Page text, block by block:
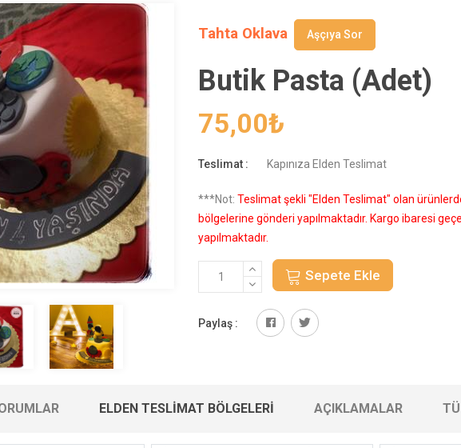
Tahta Oklava Aşçıya Sor
Butik Pasta (Adet)
75,00₺
Teslimat : Kapınıza Elden Teslimat
***Not: Teslimat şekli "Elden Teslimat" olan
bölgelerine gönderi yapılmaktadır. Kargo ibaresi
yapılmaktadır.
Sepete Ekle
Paylaş :
ELDEN TESLIMAT BÖLGELERI AÇIKLAMALAR